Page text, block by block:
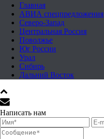
Главная
АВИА спецпредложения
Северо-Запад
Центральная Россия
Поволжье
Юг России
Урал
Сибирь
Дальний Восток
Написать нам